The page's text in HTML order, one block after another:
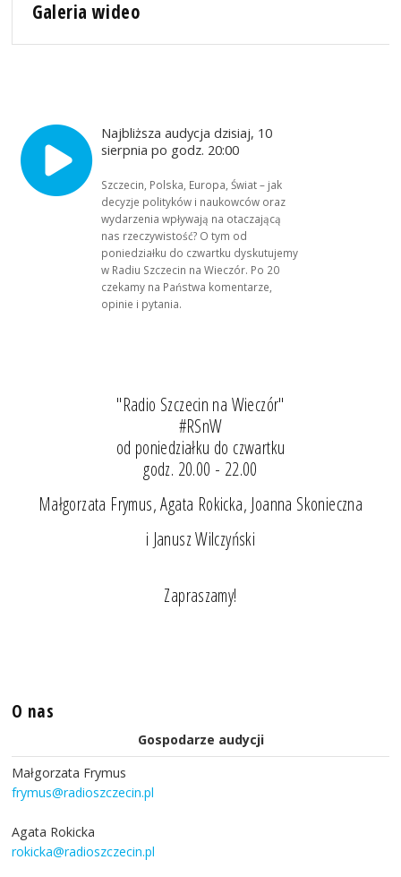
Galeria wideo
Najbliższa audycja dzisiaj, 10
sierpnia po godz. 20:00
Szczecin, Polska, Europa, Świat – jak
decyzje polityków i naukowców oraz
wydarzenia wpływają na otaczającą
nas rzeczywistość? O tym od
poniedziałku do czwartku dyskutujemy
w Radiu Szczecin na Wieczór. Po 20
czekamy na Państwa komentarze,
opinie i pytania.
"Radio Szczecin na Wieczór"
#RSnW
od poniedziałku do czwartku
godz. 20.00 - 22.00
Małgorzata Frymus, Agata Rokicka, Joanna Skonieczna
i Janusz Wilczyński
Zapraszamy!
O nas
Gospodarze audycji
Małgorzata Frymus
frymus@radioszczecin.pl
Agata Rokicka
rokicka@radioszczecin.pl